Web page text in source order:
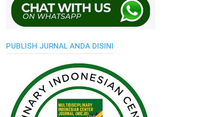
PUBLISH JURNAL ANDA DISINI